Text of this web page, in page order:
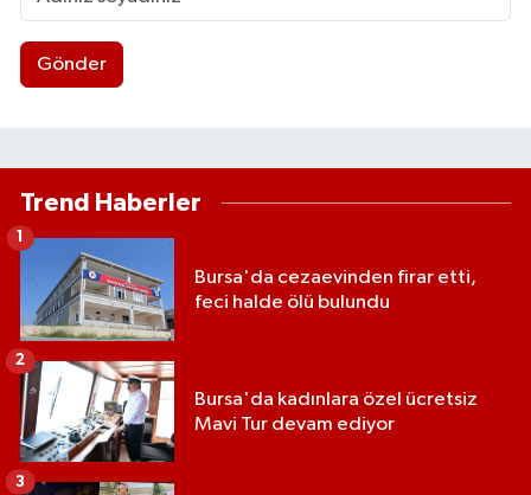
Gönder
Trend Haberler
Bursa'da cezaevinden firar etti,
feci halde ölü bulundu
Bursa'da kadınlara özel ücretsiz
Mavi Tur devam ediyor
2
3